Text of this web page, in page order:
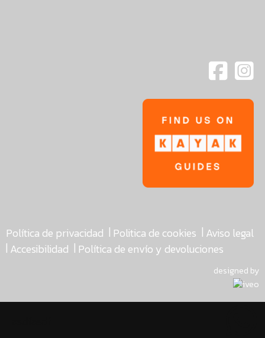
Política de privacidad | Politica de cookies | Aviso legal
| Accesibilidad | Política de envío y devoluciones
designed by